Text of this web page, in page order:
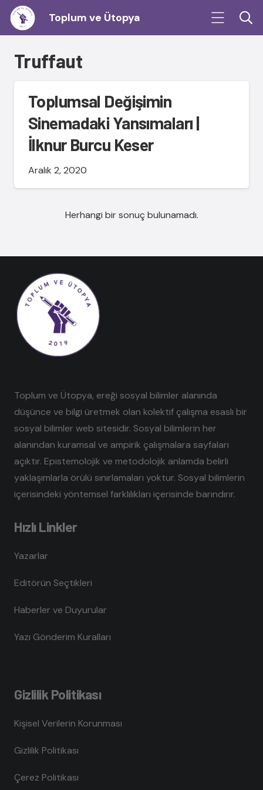
Toplum ve Ütopya
Truffaut
Toplumsal Değişimin
Sinemadaki Yansımaları |
İlknur Burcu Keser
Aralık 2, 2020
Herhangi bir sonuç bulunamadı.
Toplum ve Ütopya, ereği sosyal bilimler alanında
düşünce ve bilgi üretmek olan kolektif çalışma esaslı bir
sosyal bilimler web sitesidir. Sosyal bilimlerin her
alanından kuramsal ve ampirik çalışmalara sayfaları
açıktır. Epistemolojik ve metodolojik anlamda belirli
yaklaşımlarla örülü sınırlamaları yoktur. Sosyal bilimlerin
içerisindeki yöntemsel farklılıkları içerisinde barındırır.
Hızlı Linkler
Yazarlar
Editörün Seçtikleri
Haberler ve Duyurular
Yazı Gönderim Kuralları
Gizlilik Politikası
Kişisel Verilerin Korunması
Gizlilik Politikası
Çerez Politikası